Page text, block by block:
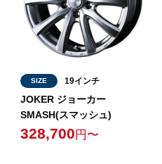
SIZE 19インチ
JOKER ジョーカー
SMASH(スマッシュ)
328,700 円〜